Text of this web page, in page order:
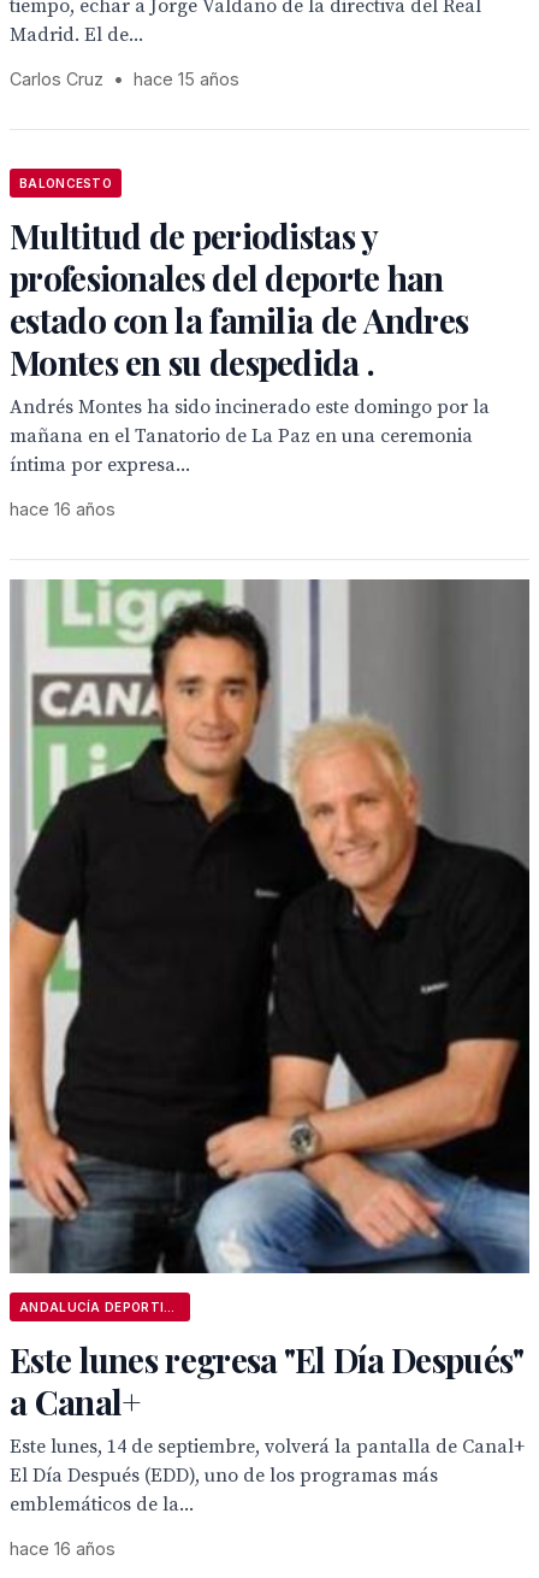
tiempo, echar a Jorge Valdano de la directiva del Real
Madrid. El de...
Carlos Cruz • hace 15 años
BALONCESTO
Multitud de periodistas y
profesionales del deporte han
estado con la familia de Andres
Montes en su despedida .
Andrés Montes ha sido incinerado este domingo por la
mañana en el Tanatorio de La Paz en una ceremonia
íntima por expresa...
hace 16 años
Este lunes regresa "El Día Después"
a Canal+
Este lunes, 14 de septiembre, volverá la pantalla de Canal+
El Día Después (EDD), uno de los programas más
emblemáticos de la...
hace 16 años